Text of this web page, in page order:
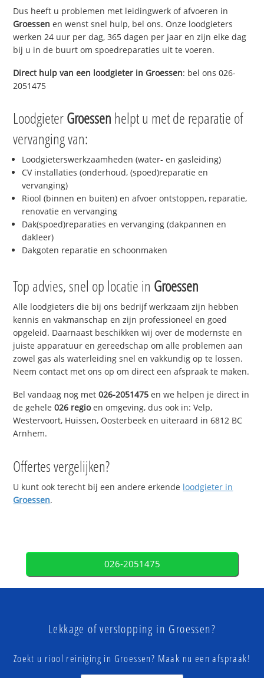
Dus heeft u problemen met leidingwerk of afvoeren in
Groessen en wenst snel hulp, bel ons. Onze loodgieters
werken 24 uur per dag, 365 dagen per jaar en zijn elke dag
bij u in de buurt om spoedreparaties uit te voeren.
Direct hulp van een loodgieter in Groessen: bel ons 026-
2051475
LoodgieterGroessen helpt u met de reparatie of
vervanging van:
Loodgieterswerkzaamheden (water- en gasleiding)
CV installaties (onderhoud, (spoed)reparatie en
vervanging)
Riool (binnen en buiten) en afvoer ontstoppen, reparatie,
renovatie en vervanging
Dak(spoed)reparaties en vervanging (dakpannen en
dakleer)
Dakgoten reparatie en schoonmaken
Top advies, snel op locatie in Groessen
Alle loodgieters die bij ons bedrijf werkzaam zijn hebben
kennis en vakmanschap en zijn professioneel en goed
opgeleid. Daarnaast beschikken wij over de modernste en
juiste apparatuur en gereedschap om alle problemen aan
zowel gas als waterleiding snel en vakkundig op te lossen.
Neem contact met ons op om direct een afspraak te maken.
Bel vandaag nog met026-2051475 en we helpen je direct in
de gehele026 regioen omgeving, dus ook in: Velp,
Westervoort, Huissen, Oosterbeek en uiteraard in 6812 BC
Arnhem.
Offertes vergelijken?
U kunt ook terecht bij een andere erkende loodgieter in
Groessen.
026-2051475
Lekkage of verstopping in Groessen?
Zoekt u riool reiniging in Groessen? Maak nu een afspraak!